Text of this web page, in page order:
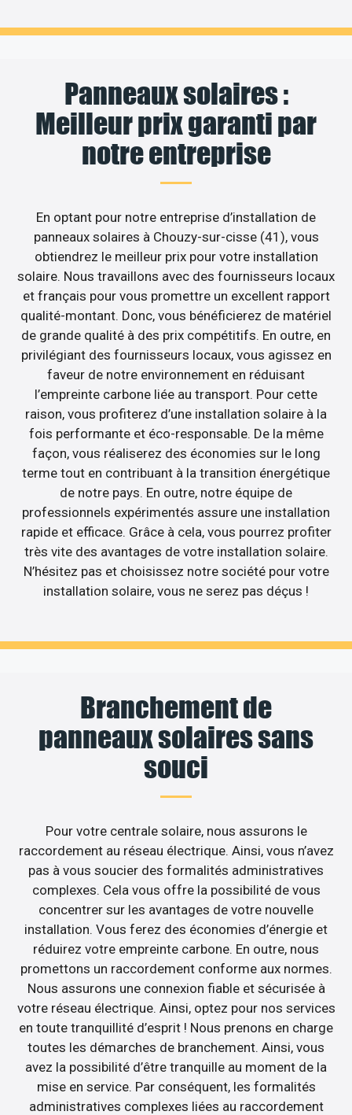
Panneaux solaires :
Meilleur prix garanti par
notre entreprise
En optant pour notre entreprise d’installation de
panneaux solaires à Chouzy-sur-cisse (41), vous
obtiendrez le meilleur prix pour votre installation
solaire. Nous travaillons avec des fournisseurs locaux
et français pour vous promettre un excellent rapport
qualité-montant. Donc, vous bénéficierez de matériel
de grande qualité à des prix compétitifs. En outre, en
privilégiant des fournisseurs locaux, vous agissez en
faveur de notre environnement en réduisant
l’empreinte carbone liée au transport. Pour cette
raison, vous profiterez d’une installation solaire à la
fois performante et éco-responsable. De la même
façon, vous réaliserez des économies sur le long
terme tout en contribuant à la transition énergétique
de notre pays. En outre, notre équipe de
professionnels expérimentés assure une installation
rapide et efficace. Grâce à cela, vous pourrez profiter
très vite des avantages de votre installation solaire.
N’hésitez pas et choisissez notre société pour votre
installation solaire, vous ne serez pas déçus !
Branchement de
panneaux solaires sans
souci
Pour votre centrale solaire, nous assurons le
raccordement au réseau électrique. Ainsi, vous n’avez
pas à vous soucier des formalités administratives
complexes. Cela vous offre la possibilité de vous
concentrer sur les avantages de votre nouvelle
installation. Vous ferez des économies d’énergie et
réduirez votre empreinte carbone. En outre, nous
promettons un raccordement conforme aux normes.
Nous assurons une connexion fiable et sécurisée à
votre réseau électrique. Ainsi, optez pour nos services
en toute tranquillité d’esprit ! Nous prenons en charge
toutes les démarches de branchement. Ainsi, vous
avez la possibilité d’être tranquille au moment de la
mise en service. Par conséquent, les formalités
administratives complexes liées au raccordement